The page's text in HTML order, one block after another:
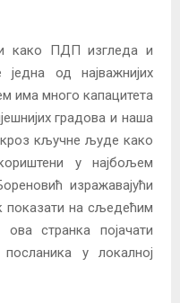
како ПДП изгледа и
од најважнијих
има много капацитета
градова и наша
кроз кључне људе како
у најбољем
изражавајући
показати на сљедећим
странка појачати
у локалној